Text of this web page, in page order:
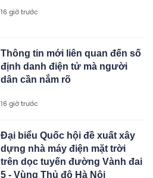
16 giờ trước
Thông tin mới liên quan đến số
định danh điện tử mà người
dân cần nắm rõ
16 giờ trước
Đại biểu Quốc hội đề xuất xây
dựng nhà máy điện mặt trời
trên dọc tuyến đường Vành đai
5 - Vùng Thủ đô Hà Nội